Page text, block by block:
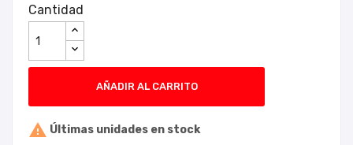
Cantidad
AÑADIR AL CARRITO
 Últimas unidades en stock